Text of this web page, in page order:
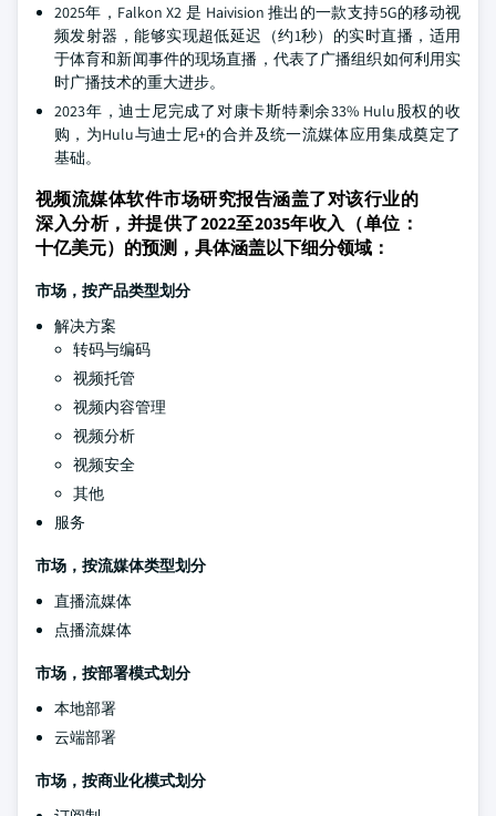
2025年，Falkon X2 是 Haivision 推出的一款支持5G的移动视
频发射器，能够实现超低延迟（约1秒）的实时直播，适用
于体育和新闻事件的现场直播，代表了广播组织如何利用实
时广播技术的重大进步。
2023年，迪士尼完成了对康卡斯特剩余33% Hulu股权的收
购，为Hulu与迪士尼+的合并及统一流媒体应用集成奠定了
基础。
视频流媒体软件市场研究报告涵盖了对该行业的
深入分析，并提供了2022至2035年收入（单位：
十亿美元）的预测，具体涵盖以下细分领域：
市场，按产品类型划分
解决方案
转码与编码
视频托管
视频内容管理
视频分析
视频安全
其他
服务
市场，按流媒体类型划分
直播流媒体
点播流媒体
市场，按部署模式划分
本地部署
云端部署
市场，按商业化模式划分